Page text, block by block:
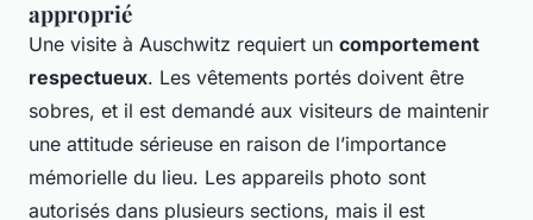
approprié
Une visite à Auschwitz requiert un comportement
respectueux. Les vêtements portés doivent être
sobres, et il est demandé aux visiteurs de maintenir
une attitude sérieuse en raison de l’importance
mémorielle du lieu. Les appareils photo sont
autorisés dans plusieurs sections, mais il est